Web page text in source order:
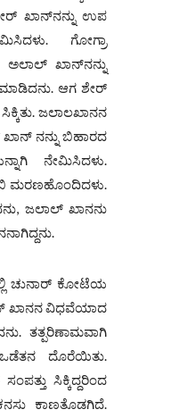
ಖಾನ್‌ನನ್ನು ಉಪ
ಗೋಗ್ರಾ
ಖಾನ್‌ನನ್ನು
ಆಗ ಶೇರ್
ಜಲಾಲಖಾನನ
ನನ್ನು ಬಿಹಾರದ
ನೇಮಿಸಿದಳು.
ಮರಣಹೊಂದಿದಳು.
ಜಲಾಲ್ ಖಾನನು
ಚುನಾರ್ ಕೋಟೆಯ
ಖಾನನ ವಿಧವೆಯಾದ
ತತ್ಪರಿಣಾಮವಾಗಿ
ದೊರೆಯಿತು.
ಸಿಕ್ಕಿದ್ದರಿಂದ
ಕಾಣತೊಡಗಿದೆ.